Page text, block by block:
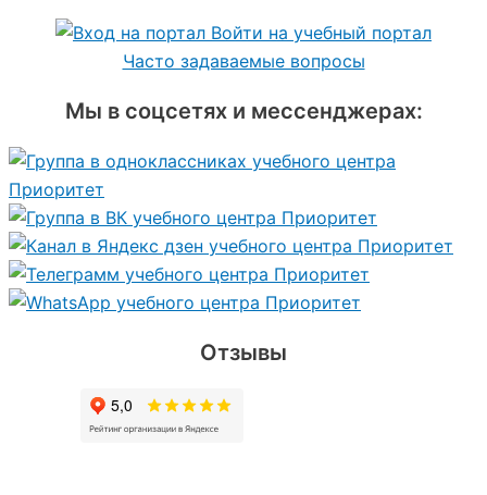
Войти на учебный портал
Часто задаваемые вопросы
Мы в соцсетях и мессенджерах:
Отзывы